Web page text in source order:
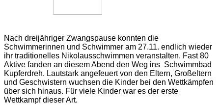
Nach dreijähriger Zwangspause konnten die
Schwimmerinnen und Schwimmer am 27.11. endlich wieder
ihr traditionelles Nikolausschwimmen veranstalten. Fast 80
Aktive fanden an diesem Abend den Weg ins Schwimmbad
Kupferdreh. Lautstark angefeuert von den Eltern, Großeltern
und Geschwistern wuchsen die Kinder bei den Wettkämpfen
über sich hinaus. Für viele Kinder war es der erste
Wettkampf dieser Art.